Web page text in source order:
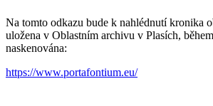
Na tomto odkazu bude k nahlédnutí kronika
uložena v Oblastním archivu v Plasích,
naskenována:
https://www.portafontium.eu/